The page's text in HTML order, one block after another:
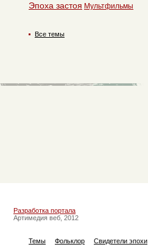
Эпоха застоя Мультфильмы
Все темы
Разработка портала
Артимедия веб, 2012
Темы Фольклор Свидетели эпохи